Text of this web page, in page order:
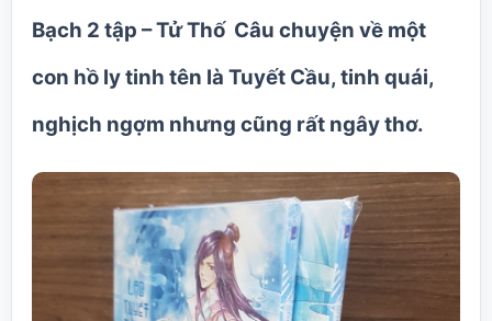
Bạch 2 tập – Tử Thố Câu chuyện về một
con hồ ly tinh tên là Tuyết Cầu, tinh quái,
nghịch ngợm nhưng cũng rất ngây thơ.